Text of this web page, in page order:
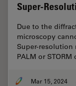
Super-
Due to the
microscopy
Super-resolution
PALM or
Mar 15, 2024